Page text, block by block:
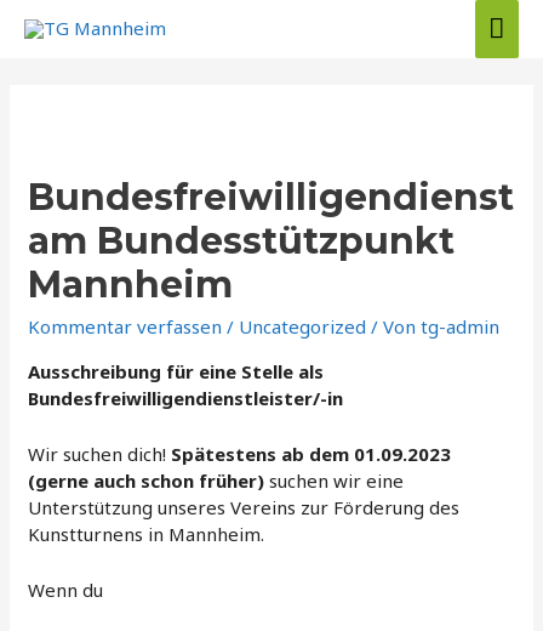
Inhalt
Bundesfreiwilligendienst
am Bundesstützpunkt
Mannheim
Kommentar verfassen / Uncategorized / Vontg-admin
Ausschreibung für eine Stelle als
Bundesfreiwilligendienstleister/-in
Wir suchen dich! Spätestens ab dem 01.09.2023
(gerne auch schon früher) suchen wir eine
Unterstützung unseres Vereins zur Förderung des
Kunstturnens in Mannheim.
Wenn du